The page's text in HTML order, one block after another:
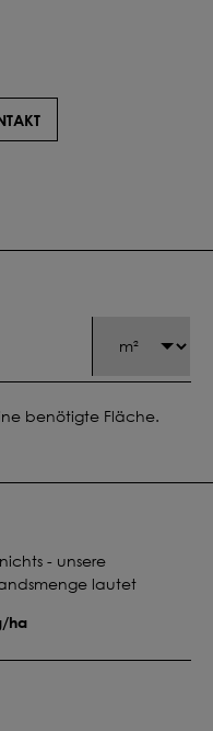
benötigte Fläche.
- unsere
lautet
ha